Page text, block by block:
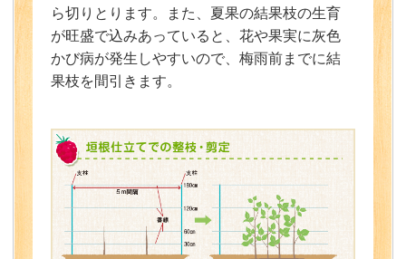
ら切りとります。また、夏果の結果枝の生育
が旺盛で込みあっていると、花や果実に灰色
かび病が発生しやすいので、梅雨前までに結
果枝を間引きます。